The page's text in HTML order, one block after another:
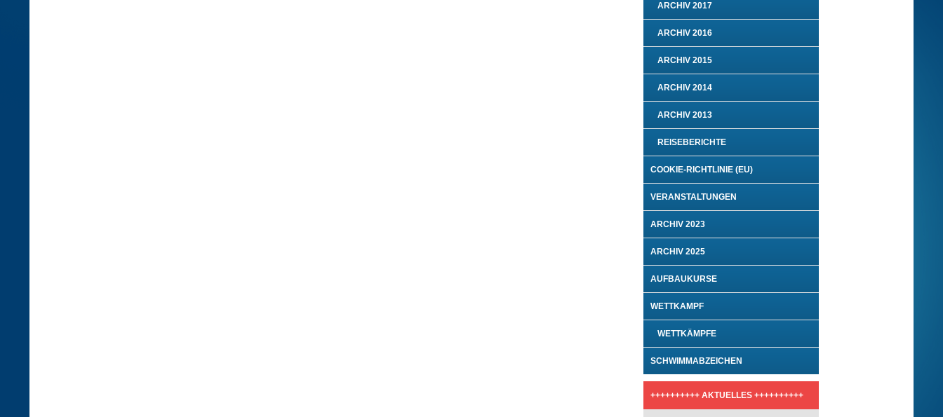
ARCHIV 2017
ARCHIV 2016
ARCHIV 2015
ARCHIV 2014
ARCHIV 2013
REISEBERICHTE
COOKIE-RICHTLINIE (EU)
VERANSTALTUNGEN
ARCHIV 2023
ARCHIV 2025
AUFBAUKURSE
WETTKAMPF
WETTKÄMPFE
SCHWIMMABZEICHEN
++++++++++ AKTUELLES ++++++++++